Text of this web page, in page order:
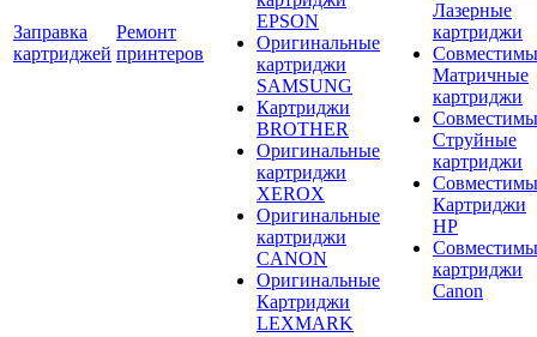
Заправка
картриджей
Ремонт
принтеров
EPSON
Оригинальные
картриджи
SAMSUNG
Картриджи
BROTHER
Оригинальные
картриджи
XEROX
Оригинальные
картриджи
CANON
Оригинальные
Картриджи
LEXMARK
Лазерные
картриджи
Матричные
картриджи
Струйные
картриджи
Картриджи
HP
картриджи
Canon